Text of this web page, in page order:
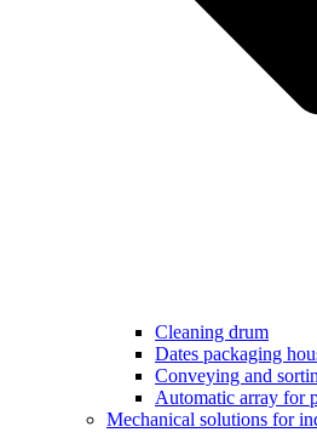
Cleaning drum
Dates packaging
Conveying and
Automatic array for
Mechanical solutions for